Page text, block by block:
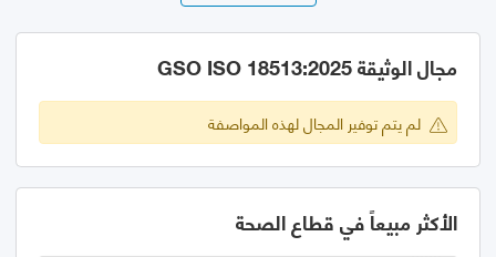
مجال الوثيقة GSO ISO 18513:2025
لم يتم توفير المجال لهذه المواصفة
الأكثر مبيعاً في قطاع الصحة